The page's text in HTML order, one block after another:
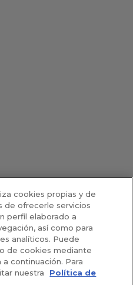
cookies propias y de
de ofrecerle servicios
perfil elaborado a
así como para
analíticos. Puede
de cookies mediante
a continuación. Para
nuestra
Política de